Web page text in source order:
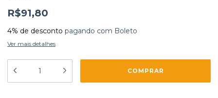
R$91,80
4% de desconto pagando com Boleto
Ver mais detalhes